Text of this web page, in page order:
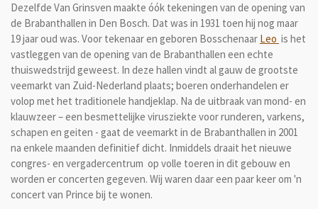
Dezelfde Van Grinsven maakte óók tekeningen van de opening van
de Brabanthallen in Den Bosch. Dat was in 1931 toen hij nog maar
19 jaar oud was. Voor tekenaar en geboren Bosschenaar Leo is het
vastleggen van de opening van de Brabanthallen een echte
thuiswedstrijd geweest. In deze hallen vindt al gauw de grootste
veemarkt van Zuid-Nederland plaats; boeren onderhandelen er
volop met het traditionele handjeklap. Na de uitbraak van mond- en
klauwzeer – een besmettelijke virusziekte voor runderen, varkens,
schapen en geiten - gaat de veemarkt in de Brabanthallen in 2001
na enkele maanden definitief dicht. Inmiddels draait het nieuwe
congres- en vergadercentrum op volle toeren in dit gebouw en
worden er concerten gegeven. Wij waren daar een paar keer om 'n
concert van Prince bij te wonen.